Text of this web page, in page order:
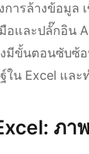
ารล้างข้อมูล
อและปลั๊กอิน
มีขั้นตอนซับซ้
น Excel และ
ภา